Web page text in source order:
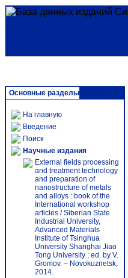
Основные разделы
На главную
Введение
Поиск
Научные издания
External fields processing
and treatment technology
and preparation of
nanostructure of metals
and alloys : book of the
International workshop
articles / Siberian State
Industrial University,
Advanced Materials
Institute of Tsinghua
University Shanghai Jiao
Tong University ; ed. by V.
Gromov. – Novokuznetsk,
2014.